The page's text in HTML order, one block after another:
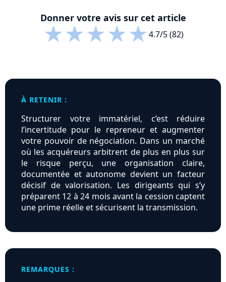
Donner votre avis sur cet article
★★★★★4.7/5 (82)
À RETENIR :
Structurer votre immatériel, c’est réduire
l’incertitude pour le repreneur et augmenter
votre pouvoir de négociation. Dans un marché
où les acquéreurs arbitrent de plus en plus sur
le risque perçu, une organisation claire,
documentée et autonome devient un facteur
décisif de valorisation. Les dirigeants qui s’y
préparent 12 à 24 mois avant la cession captent
une prime réelle et sécurisent la transmission.
REMARQUES :